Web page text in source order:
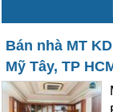
Bán nhà MT
Mỹ Tây, TP